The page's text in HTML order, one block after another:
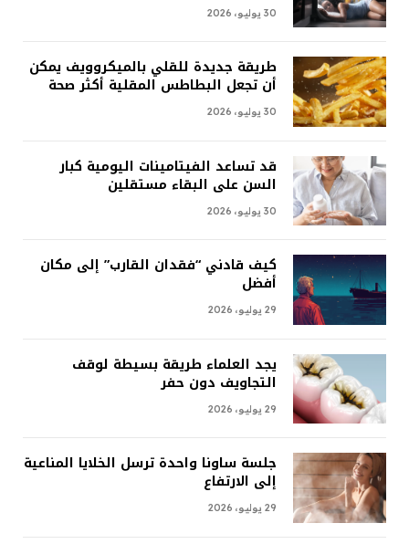
30 يوليو، 2026
طريقة جديدة للقلي بالميكروويف يمكن
أن تجعل البطاطس المقلية أكثر صحة
30 يوليو، 2026
قد تساعد الفيتامينات اليومية كبار
السن على البقاء مستقلين
30 يوليو، 2026
كيف قادني “فقدان القارب” إلى مكان
أفضل
29 يوليو، 2026
يجد العلماء طريقة بسيطة لوقف
التجاويف دون حفر
29 يوليو، 2026
جلسة ساونا واحدة ترسل الخلايا المناعية
إلى الارتفاع
29 يوليو، 2026